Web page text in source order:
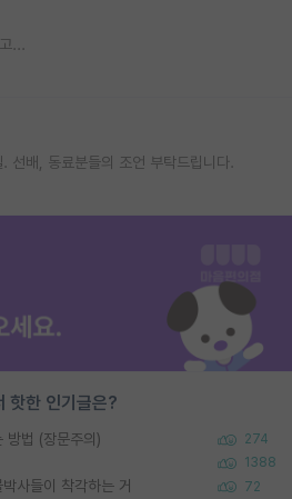
...
선배, 동료분들의 조언 부탁드립니다.
핫한 인기글은?
방법 (장문주의) 274
1388
사들이 착각하는 거 72